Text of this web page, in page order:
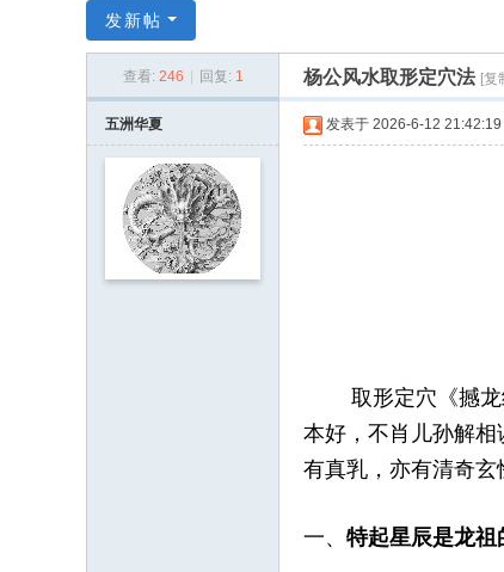
公
发新帖
查看: 246 回复: 1 杨公风水取形定穴法 [复
五洲华夏 发表于 2026-6-12 21:42:19
取形定穴《撼龙经
本好，不肖儿孙解
有真乳，亦有清奇
一、 特起星辰是龙祖